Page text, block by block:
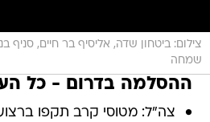
צילום: ביטחון שדה, אליסיף בר חיים, סניף
שמחה
ההסלמה בדרום - כל
צה"ל: מטוסי קרב תקפו